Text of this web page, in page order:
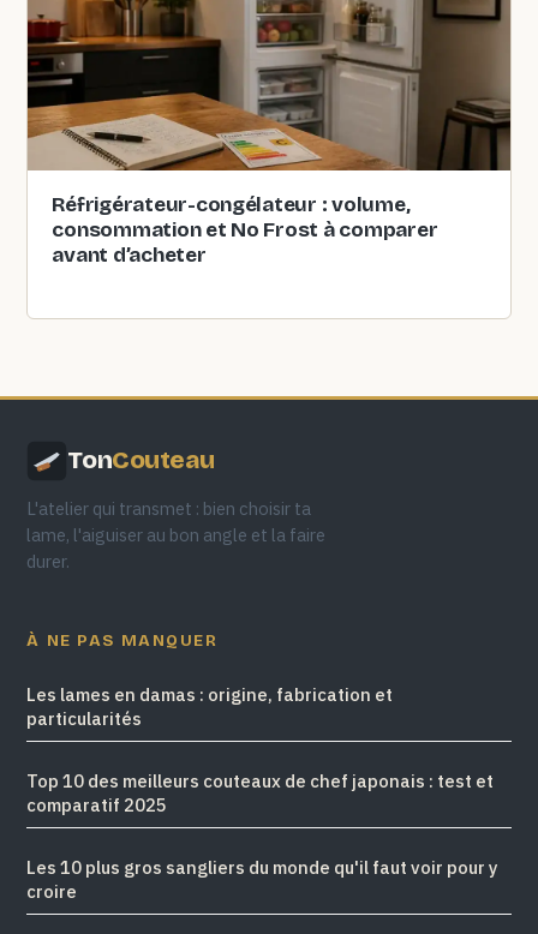
Réfrigérateur-congélateur : volume,
consommation et No Frost à comparer
avant d’acheter
TonCouteau
L'atelier qui transmet : bien choisir ta
lame, l'aiguiser au bon angle et la faire
durer.
À NE PAS MANQUER
Les lames en damas : origine, fabrication et
particularités
Top 10 des meilleurs couteaux de chef japonais : test et
comparatif 2025
Les 10 plus gros sangliers du monde qu'il faut voir pour y
croire